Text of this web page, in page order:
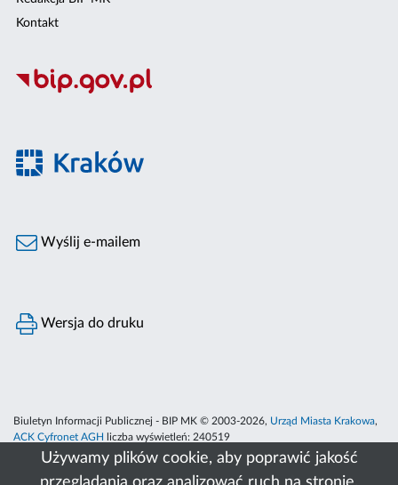
Używamy plików cookie, aby poprawić jakość
Kontakt
Wyślij e-mailem
Wersja do druku
Biuletyn Informacji Publicznej - BIP MK © 2003-2026, Urząd Miasta Krakowa,
ACK Cyfronet AGH
liczba wyświetleń: 240519